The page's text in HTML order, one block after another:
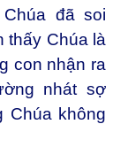
đã soi
thấy Chúa là
con nhận ra
nhát sợ
Chúa không